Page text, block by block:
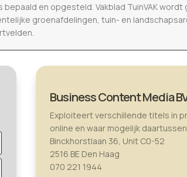
en opgesteld. Vakblad TuinVAK wordt
groenafdelingen, tuin- en
Business Content Media
Exploiteert verschillende titels in
online en waar mogelijk
Binckhorstlaan 36, Unit C0-52
2516 BE Den Haag
070 221 1944